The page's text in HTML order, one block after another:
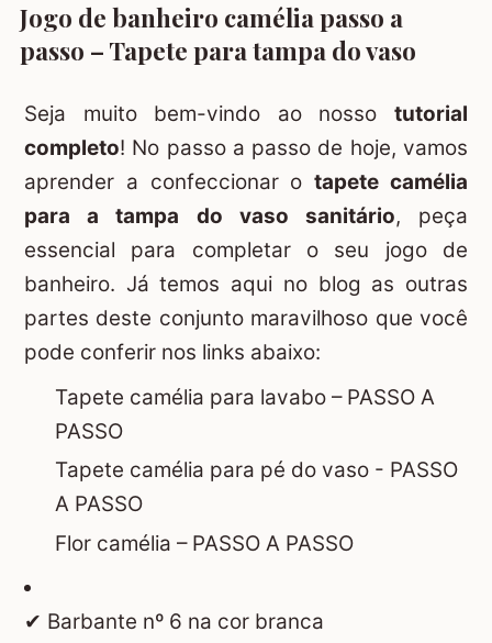
Jogo de banheiro camélia passo a
passo – Tapete para tampa do vaso
Seja muito bem-vindo ao nosso tutorial
completo! No passo a passo de hoje, vamos
aprender a confeccionar otapete camélia
para a tampa do vaso sanitário, peça
essencial para completar o seu jogo de
banheiro. Já temos aqui no blog as outras
partes deste conjunto maravilhoso que você
pode conferir nos links abaixo:
Tapete camélia para lavabo – PASSO A
PASSO
Tapete camélia para pé do vaso - PASSO
A PASSO
Flor camélia – PASSO A PASSO
✔ Barbante nº 6 na cor branca